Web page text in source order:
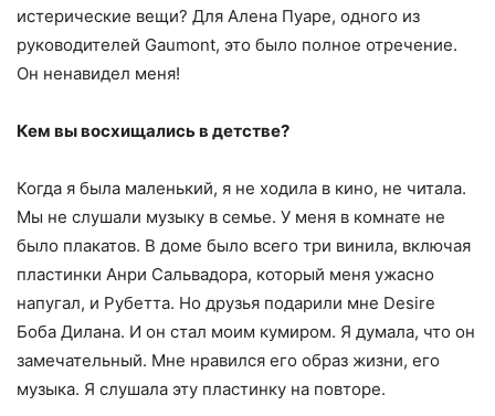
истерические вещи? Для Алена Пуаре, одного из
руководителей Gaumont, это было полное отречение.
Он ненавидел меня!
Кем вы восхищались в детстве?
Когда я была маленький, я не ходила в кино, не читала.
Мы не слушали музыку в семье. У меня в комнате не
было плакатов. В доме было всего три винила, включая
пластинки Анри Сальвадора, который меня ужасно
напугал, и Рубетта. Но друзья подарили мне Desire
Боба Дилана. И он стал моим кумиром. Я думала, что он
замечательный. Мне нравился его образ жизни, его
музыка. Я слушала эту пластинку на повторе.